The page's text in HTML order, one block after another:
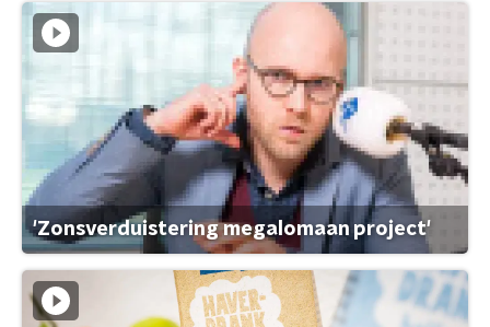
'Zonsverduistering megalomaan project'